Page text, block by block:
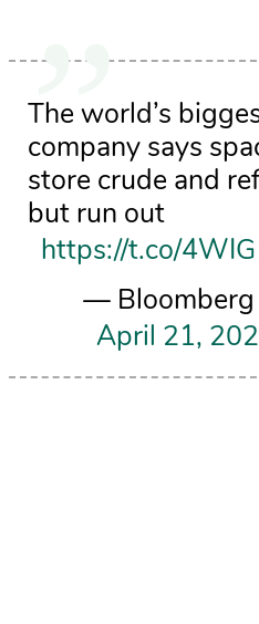
The world’s
company says
store crude and
but run out
https://t.co/
— Bloomberg
April 21,